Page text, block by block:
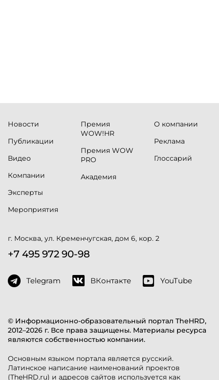
© Информационно-образовательный портал TheHRD,
2012–2026 г. Все права защищены. Материалы ресурса
являются собственностью компании.
Основным языком портала является русский.
Латинское написание наименований проектов
(TheHRD.ru) и адресов сайтов используется как
Новости
Публикации
Видео
Компании
Эксперты
Мероприятия
Премия
WOW!HR
Премия WOW
PRO
Академия
О компании
Реклама
Глоссарий
г. Москва, ул. Кременчугская, дом 6, кор. 2
+7 495 972 90-98
Telegram ВКонтакте YouTube